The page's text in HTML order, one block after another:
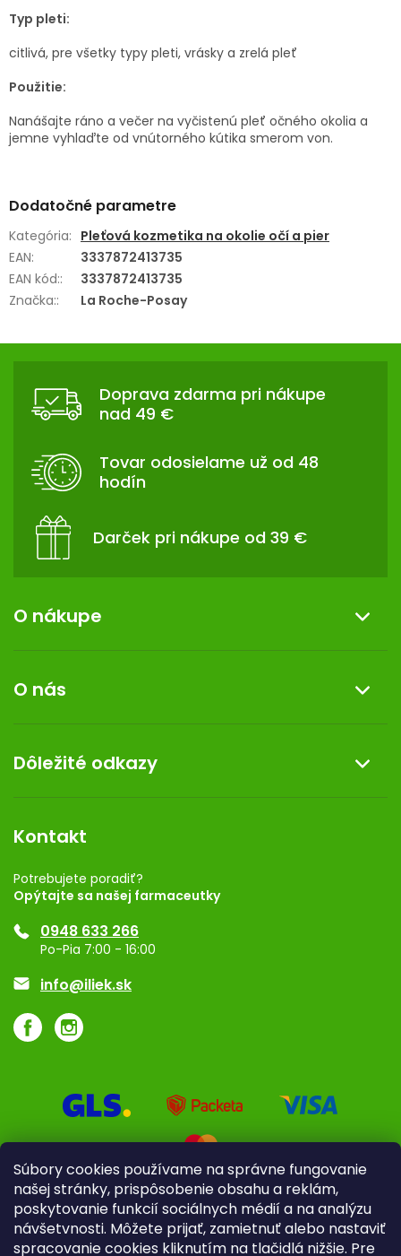
Súbory cookies používame na správne fungovanie
našej stránky, prispôsobenie obsahu a reklám,
poskytovanie funkcií sociálnych médií a na analýzu
návšetvnosti. Môžete prijať, zamietnuť alebo nastaviť
spracovanie cookies kliknutím na tlačidlá nižšie. Pre
Typ pleti:
citlivá, pre všetky typy pleti, vrásky a zrelá pleť
Použitie:
Nanášajte ráno a večer na vyčistenú pleť očného okolia a
jemne vyhlaďte od vnútorného kútika smerom von.
Dodatočné parametre
Kategória: Pleťová kozmetika na okolie očí a pier
EAN:
3337872413735
EAN kód::
3337872413735
Značka:: La Roche-Posay
Doprava zdarma pri nákupe
nad 49 €
Tovar odosielame už od 48
hodín
Darček pri nákupe od 39 €
O nákupe
Reklamácia a vrátenie tovaru
Doprava a platba
Darček k nákupu
Obchodné podmienky
O nás
Kontakt
Dermocentrum
Dôležité odkazy
Rozhodnutie na prevádzku
Registrácia
Ponuka pre firmy
Značky
Kontakt
Potrebujete poradiť?
Opýtajte sa našej farmaceutky
0948 633 266
Po-Pia 7:00 - 16:00
info@iliek.sk